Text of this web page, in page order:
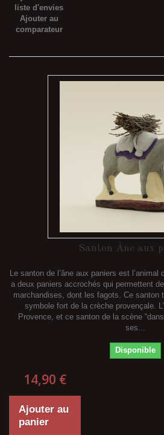
liste d'envies
Ajouter au
comparateur
Santon Âne aux
Le santon de l’âne aux paniers est l’animal
a deux paniers accrochés qui permettent
marchandises, dont les fagots. Ce santon
symbole fort de la crèche provençale.
Provence, et ce santon de la scène
ses...
Disponible
14,90 €
Ajouter au
panier